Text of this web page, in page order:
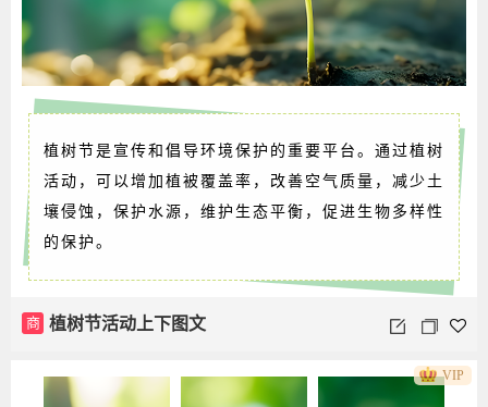
植树节是宣传和倡导环境保护的重要平台。通过植树
活动，可以增加植被覆盖率，改善空气质量，减少土
壤侵蚀，保护水源，维护生态平衡，促进生物多样性
的保护。
商 植树节活动上下图文
VIP